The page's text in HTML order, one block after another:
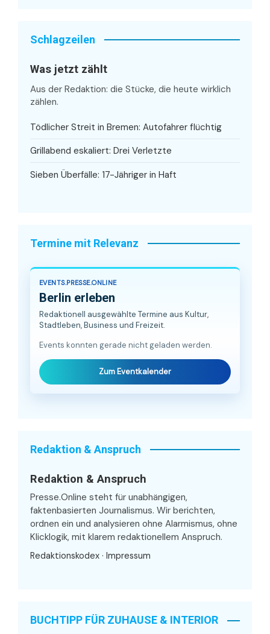
Schlagzeilen
Was jetzt zählt
Aus der Redaktion: die Stücke, die heute wirklich
zählen.
Tödlicher Streit in Bremen: Autofahrer flüchtig
Grillabend eskaliert: Drei Verletzte
Sieben Überfälle: 17-Jähriger in Haft
Termine mit Relevanz
EVENTS.PRESSE.ONLINE
Berlin erleben
Redaktionell ausgewählte Termine aus Kultur,
Stadtleben, Business und Freizeit.
Events konnten gerade nicht geladen werden.
Zum Eventkalender
Redaktion & Anspruch
Redaktion & Anspruch
Presse.Online steht für unabhängigen,
faktenbasierten Journalismus. Wir berichten,
ordnen ein und analysieren ohne Alarmismus, ohne
Klicklogik, mit klarem redaktionellem Anspruch.
Redaktionskodex · Impressum
BUCHTIPP FÜR ZUHAUSE & INTERIOR